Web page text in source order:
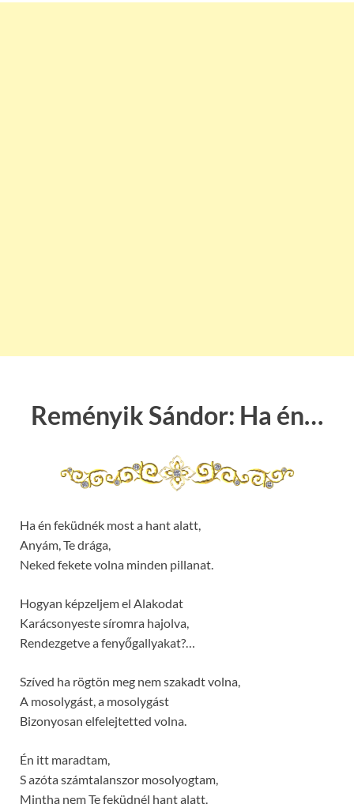
Reményik Sándor: Ha én…
Ha én feküdnék most a hant alatt,
Anyám, Te drága,
Neked fekete volna minden pillanat.
Hogyan képzeljem el Alakodat
Karácsonyeste síromra hajolva,
Rendezgetve a fenyőgallyakat?…
Szíved ha rögtön meg nem szakadt volna,
A mosolygást, a mosolygást
Bizonyosan elfelejtetted volna.
Én itt maradtam,
S azóta számtalanszor mosolyogtam,
Mintha nem Te feküdnél hant alatt.